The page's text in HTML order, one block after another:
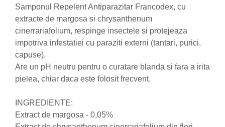
Liking S.p.A. (3 produse)
Mebra Brasov (54 produse)
Nateen (28 produse)
Nature Tech (11 produse)
Ommia Skincare & Mothercare (9
Produse)
Papoutsanis SA (37 produse)
Pawxie (12 produse)
Samponul Repelent Antiparazitar Francodex, cu
extracte de margosa si chrysanthenum
cinerrariafolium, respinge insectele si protejeaza
impotriva infestatiei cu paraziti externi (tantari, purici,
capuse).
Are un pH neutru pentru o curatare blanda si fara a irita
pielea, chiar daca este folosit frecvent.
INGREDIENTE:
Extract de margosa - 0,05%